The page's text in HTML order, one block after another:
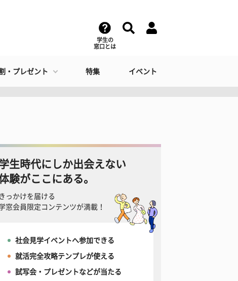
学生の
窓口とは
・プレゼント 特集 イベント
生時代にしか出会えない
験がここにある。
きっかけを届ける
窓会員限定コンテンツが満載！
社会見学イベントへ参加できる
就活完全攻略テンプレが使える
試写会・プレゼントなどが当たる